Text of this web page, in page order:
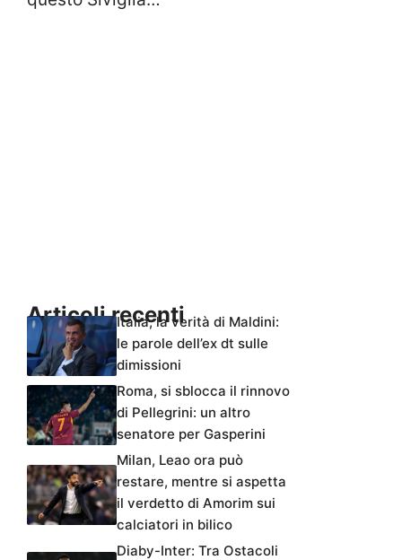
Articoli recentiItalia, la verità di Maldini:
le parole dell’ex dt sulle
dimissioni
Roma, si sblocca il rinnovo
di Pellegrini: un altro
senatore per Gasperini
Milan, Leao ora può
restare, mentre si aspetta
il verdetto di Amorim sui
calciatori in bilico
Diaby-Inter: Tra Ostacoli